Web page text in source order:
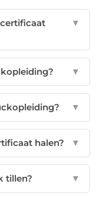
▼
▼
▼
halen? ▼
tillen? ▼